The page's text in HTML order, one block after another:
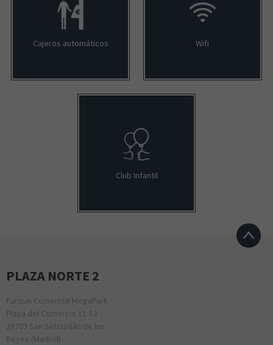
Cajeros automáticos Wifi
Club Infantil
PLAZA NORTE 2
Parque Comercial MegaPark
Plaza del Comercio 11-12
28703 San Sebastián de los
Reyes (Madrid)